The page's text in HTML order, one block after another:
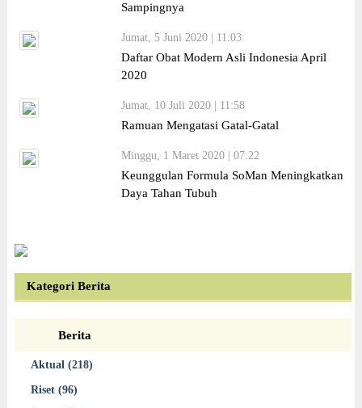
Sampingnya
Jumat, 5 Juni 2020 | 11:03
Daftar Obat Modern Asli Indonesia April
2020
Jumat, 10 Juli 2020 | 11:58
Ramuan Mengatasi Gatal-Gatal
Minggu, 1 Maret 2020 | 07:22
Keunggulan Formula SoMan Meningkatkan
Daya Tahan Tubuh
Kategori Berita
Berita
Aktual (218)
Riset (96)